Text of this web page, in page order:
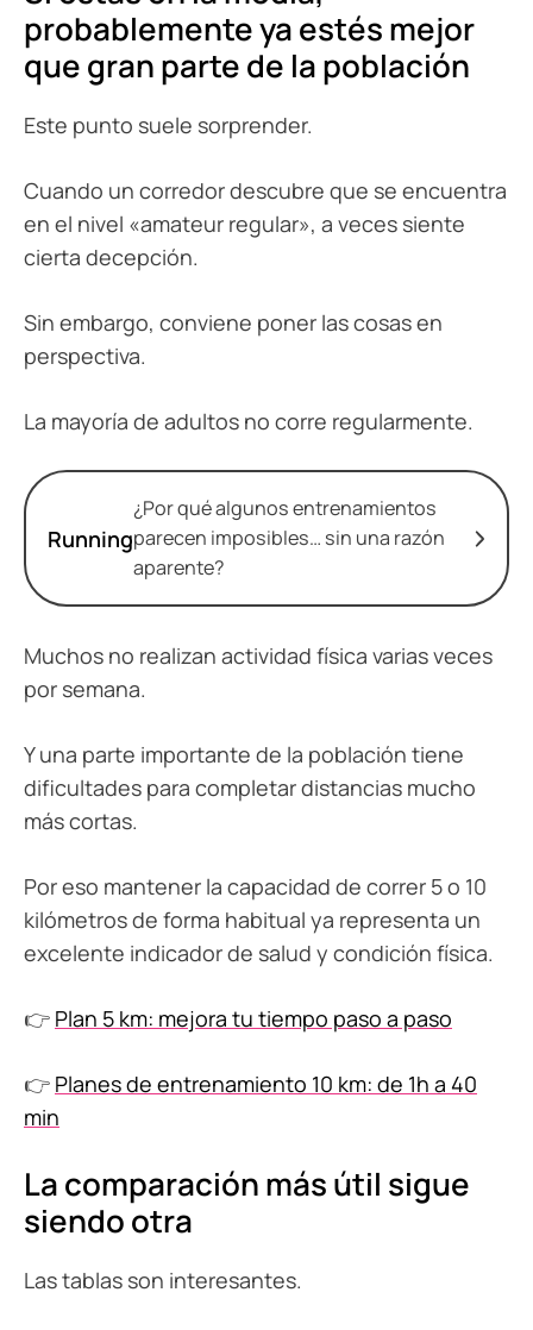
probablemente ya estés mejor
que gran parte de la población
Este punto suele sorprender.
Cuando un corredor descubre que se encuentra
en el nivel «amateur regular», a veces siente
cierta decepción.
Sin embargo, conviene poner las cosas en
perspectiva.
La mayoría de adultos no corre regularmente.
Running
¿Por qué algunos entrenamientos
parecen imposibles… sin una razón
aparente?
Muchos no realizan actividad física varias veces
por semana.
Y una parte importante de la población tiene
dificultades para completar distancias mucho
más cortas.
Por eso mantener la capacidad de correr 5 o 10
kilómetros de forma habitual ya representa un
excelente indicador de salud y condición física.
👉 Plan 5 km: mejora tu tiempo paso a paso
👉 Planes de entrenamiento 10 km: de 1h a 40
min
La comparación más útil sigue
siendo otra
Las tablas son interesantes.